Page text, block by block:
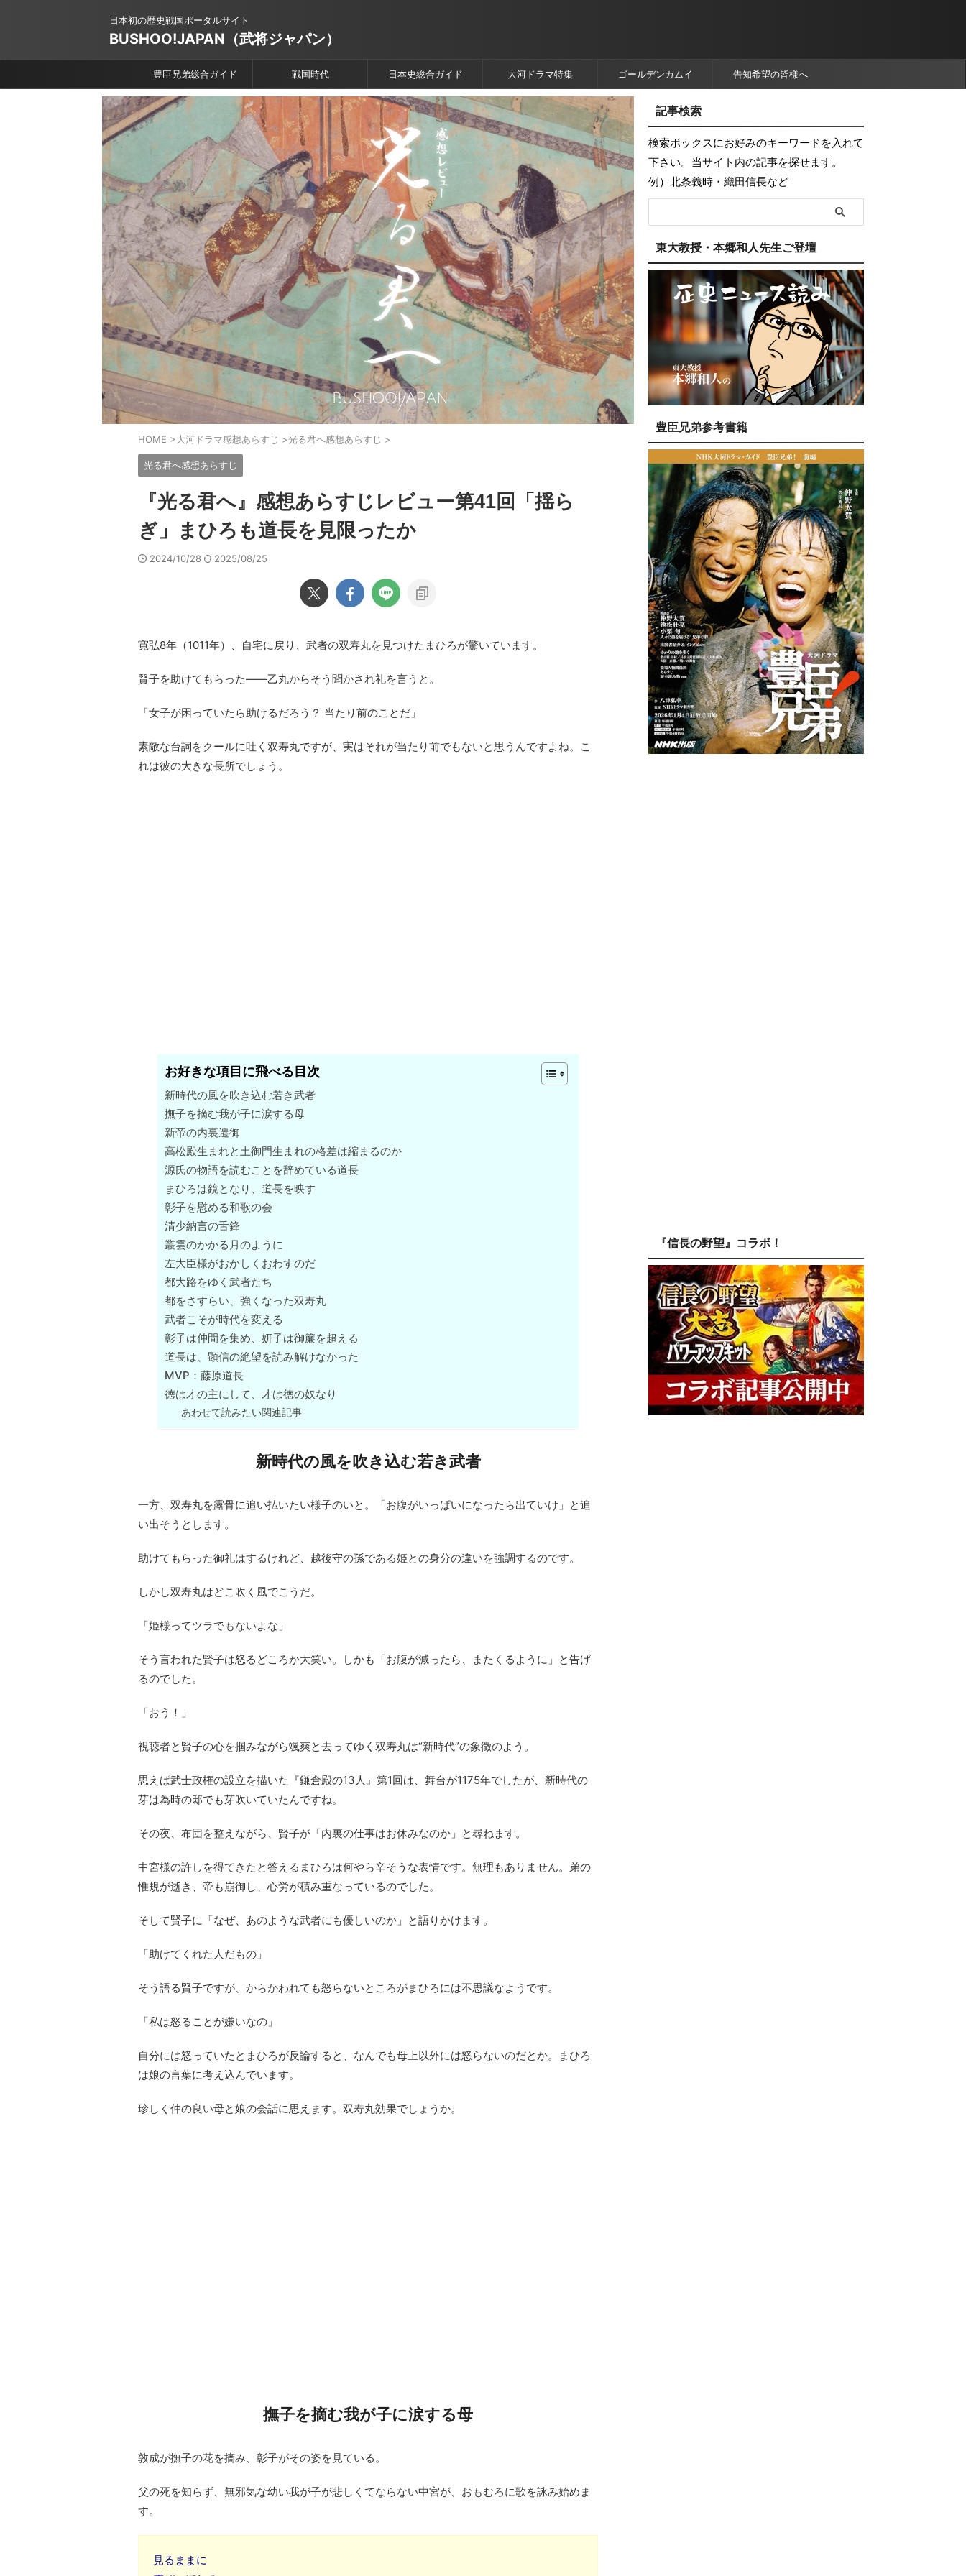
日本初の歴史戦国ポータルサイト
BUSHOO!JAPAN（武将ジャパン）
豊臣兄弟総合ガイド 戦国時代 日本史総合ガイド 大河ドラマ特集 ゴールデンカムイ 告知希望の皆様へ
HOME >大河ドラマ感想あらすじ >光る君へ感想あらすじ >
光る君へ感想あらすじ
『光る君へ』感想あらすじレビュー第41回「揺ら
ぎ」まひろも道長を見限ったか
2024/10/28 2025/08/25
寛弘8年（1011年）、自宅に戻り、武者の双寿丸を見つけたまひろが驚いています。
賢子を助けてもらった――乙丸からそう聞かされ礼を言うと。
「女子が困っていたら助けるだろう？ 当たり前のことだ」
素敵な台詞をクールに吐く双寿丸ですが、実はそれが当たり前でもないと思うんですよね。こ
れは彼の大きな長所でしょう。
お好きな項目に飛べる目次
新時代の風を吹き込む若き武者
撫子を摘む我が子に涙する母
新帝の内裏遷御
高松殿生まれと土御門生まれの格差は縮まるのか
源氏の物語を読むことを辞めている道長
まひろは鏡となり、道長を映す
彰子を慰める和歌の会
清少納言の舌鋒
叢雲のかかる月のように
左大臣様がおかしくおわすのだ
都大路をゆく武者たち
都をさすらい、強くなった双寿丸
武者こそが時代を変える
彰子は仲間を集め、妍子は御簾を超える
道長は、顕信の絶望を読み解けなかった
MVP：藤原道長
徳は才の主にして、才は徳の奴なり
あわせて読みたい関連記事
新時代の風を吹き込む若き武者
一方、双寿丸を露骨に追い払いたい様子のいと。「お腹がいっぱいになったら出ていけ」と追
い出そうとします。
助けてもらった御礼はするけれど、越後守の孫である姫との身分の違いを強調するのです。
しかし双寿丸はどこ吹く風でこうだ。
「姫様ってツラでもないよな」
そう言われた賢子は怒るどころか大笑い。しかも「お腹が減ったら、またくるように」と告げ
るのでした。
「おう！」
視聴者と賢子の心を掴みながら颯爽と去ってゆく双寿丸は“新時代”の象徴のよう。
思えば武士政権の設立を描いた『鎌倉殿の13人』第1回は、舞台が1175年でしたが、新時代の
芽は為時の邸でも芽吹いていたんですね。
その夜、布団を整えながら、賢子が「内裏の仕事はお休みなのか」と尋ねます。
中宮様の許しを得てきたと答えるまひろは何やら辛そうな表情です。無理もありません。弟の
惟規が逝き、帝も崩御し、心労が積み重なっているのでした。
そして賢子に「なぜ、あのような武者にも優しいのか」と語りかけます。
「助けてくれた人だもの」
そう語る賢子ですが、からかわれても怒らないところがまひろには不思議なようです。
「私は怒ることが嫌いなの」
自分には怒っていたとまひろが反論すると、なんでも母上以外には怒らないのだとか。まひろ
は娘の言葉に考え込んでいます。
珍しく仲の良い母と娘の会話に思えます。双寿丸効果でしょうか。
撫子を摘む我が子に涙する母
敦成が撫子の花を摘み、彰子がその姿を見ている。
父の死を知らず、無邪気な幼い我が子が悲しくてならない中宮が、おもむろに歌を詠み始めま
す。
見るままに
記事検索
検索ボックスにお好みのキーワードを入れて
下さい。当サイト内の記事を探せます。
例）北条義時・織田信長など
東大教授・本郷和人先生ご登壇
豊臣兄弟参考書籍
『信長の野望』コラボ！